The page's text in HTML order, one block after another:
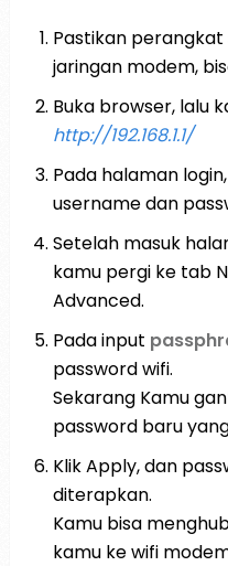
Pastikan
jaringan modem,
Buka browser, lalu
http://192.168.1.1/
Pada halaman
username dan
Setelah masuk
kamu pergi ke tab
Advanced.
Pada input
password wifi.
Sekarang Kamu
password baru
Klik Apply, dan
diterapkan.
Kamu bisa
kamu ke wifi